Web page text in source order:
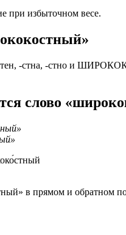
при избыточном весе.
-стно и
слово
в прямом и обратном